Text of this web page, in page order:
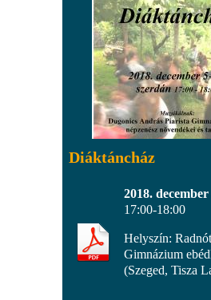
Diáktáncház
2018. december
17:00-18:00
Helyszín:
Gimnázium
(Szeged, Tisza